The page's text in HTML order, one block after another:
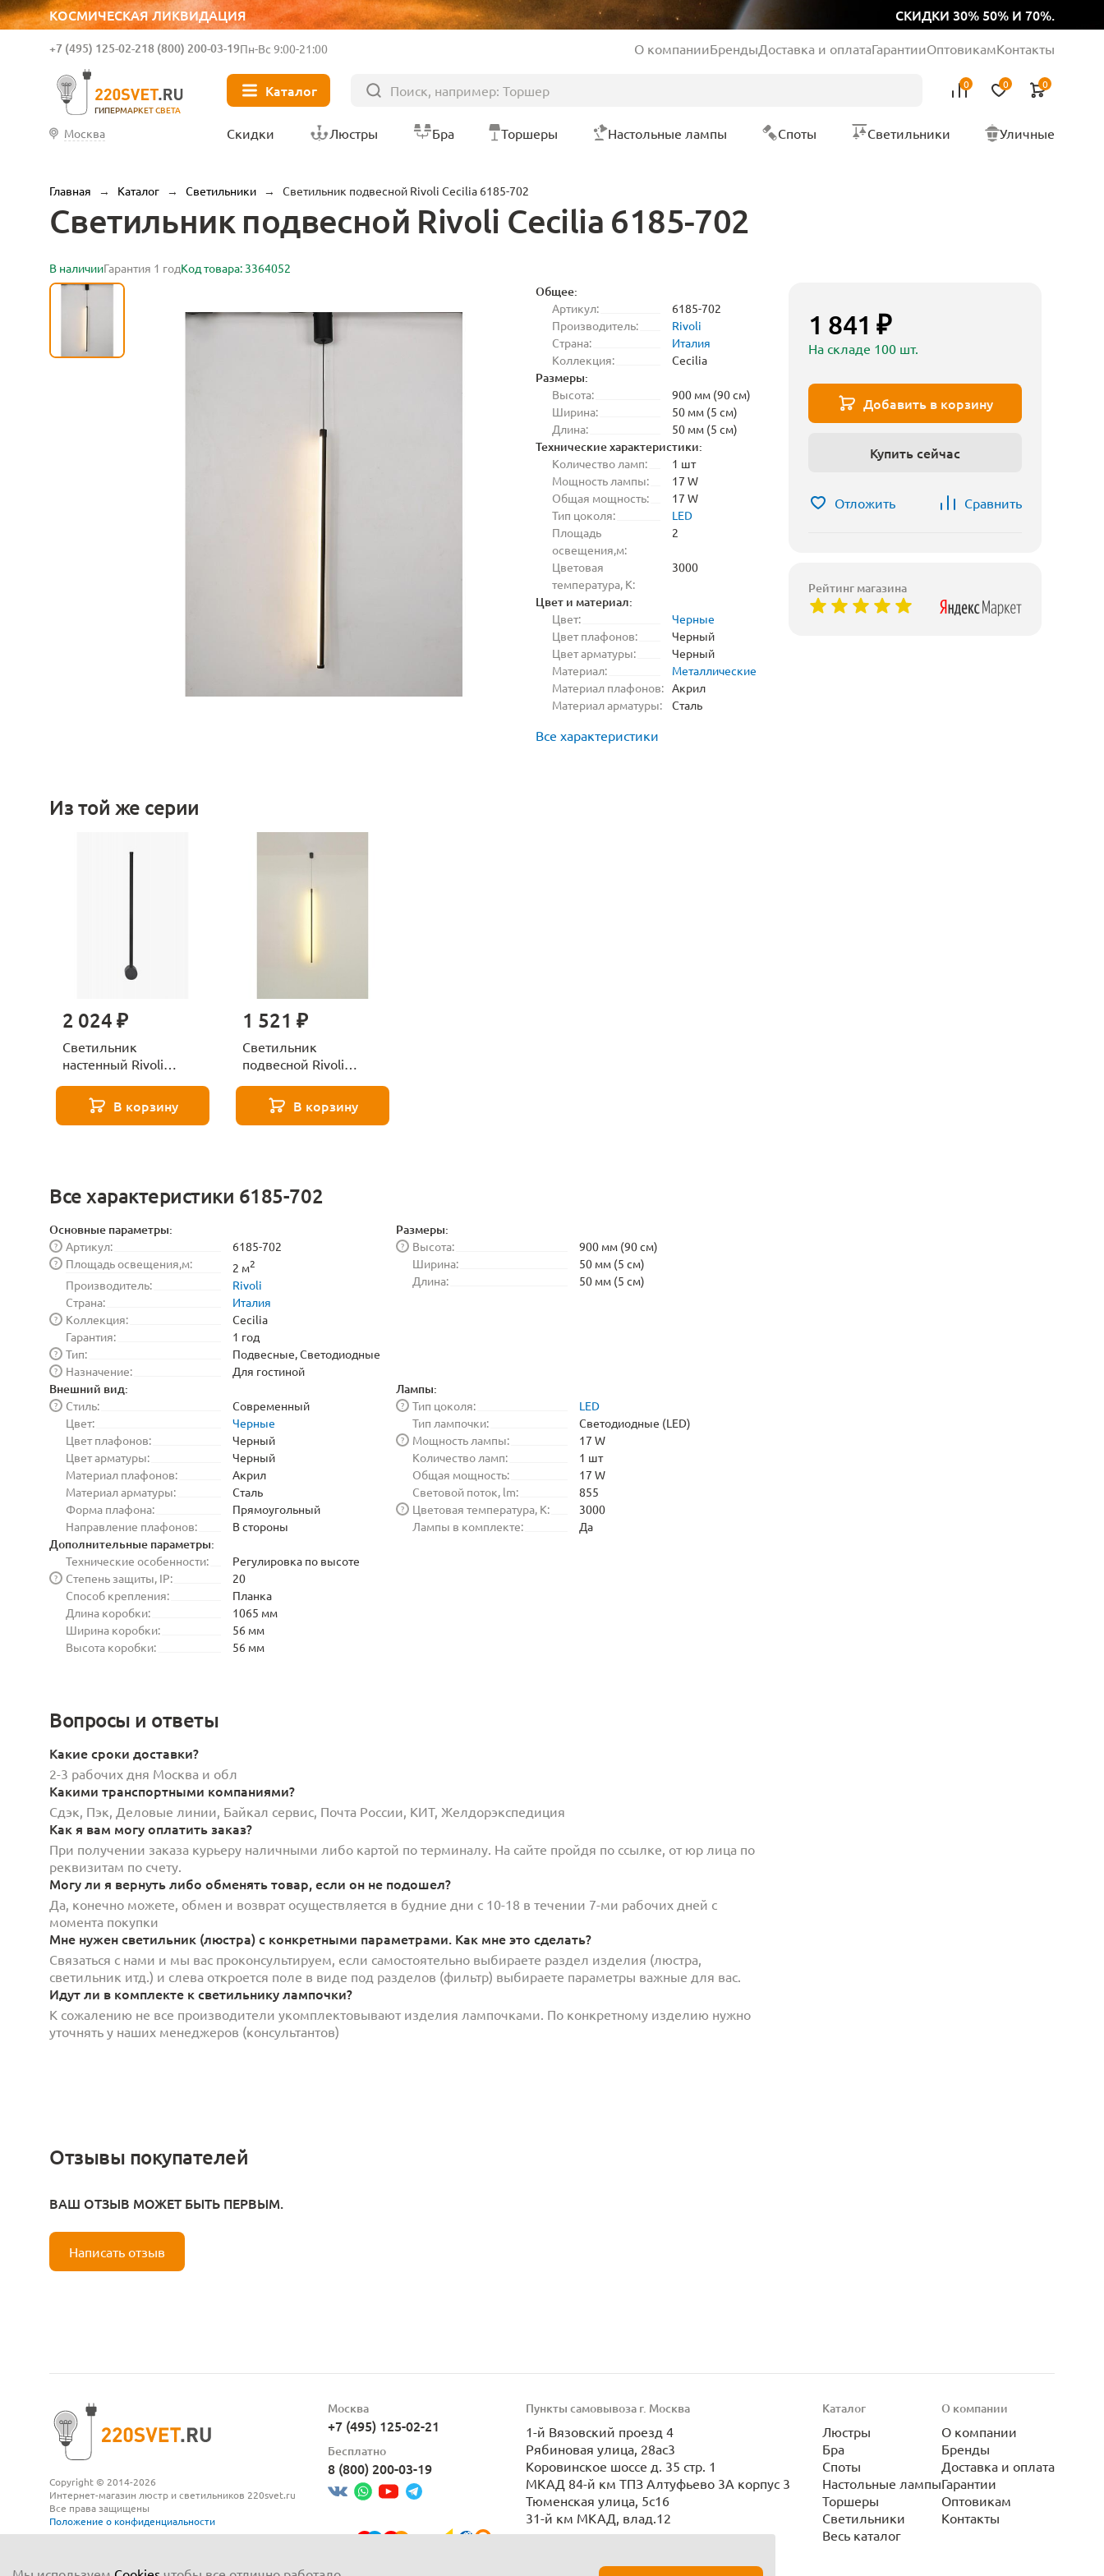
КОСМИЧЕСКАЯ ЛИКВИДАЦИЯ СКИДКИ 30% 50% И 70%.
ГИПЕРМАРКЕТ СВЕТА
+7 (495) 125-02-218 (800) 200-03-19Пн-Вс 9:00-21:00 О компанииБрендыДоставка и оплатаГарантииОптовикамКонтакты
Каталог 0 0 0
Москва Скидки Люстры Бра Торшеры Настольные лампы Споты Светильники Уличные
Главная → Каталог → Светильники → Светильник подвесной Rivoli Cecilia 6185-702
Светильник подвесной Rivoli Cecilia 6185-702
В наличииГарантия 1 годКод товара: 3364052
Общее:
Артикул:
6185-702
Производитель:
Rivoli
Страна:
Италия
Коллекция:
Cecilia
Размеры:
Высота:
900 мм (90 см)
Ширина:
50 мм (5 см)
Длина:
50 мм (5 см)
Технические характеристики:
Количество ламп:
1 шт
Мощность лампы:
17 W
Общая мощность:
17 W
Тип цоколя:
LED
Площадь
освещения,м:
2
Цветовая
температура, K:
3000
Цвет и материал:
Цвет:
Черные
Цвет плафонов:
Черный
Цвет арматуры:
Черный
Материал:
Металлические
Материал плафонов: Акрил
Материал арматуры:
Сталь
Все характеристики
Из той же серии
2 024 ₽
Светильник
настенный Rivoli
В корзину
1 521 ₽
Светильник
подвесной Rivoli
В корзину
Все характеристики 6185-702
Основные параметры:
Артикул:
?
6185-702
Площадь освещения,м:
? 2 м2
Производитель:
Rivoli
Страна:
Италия
Коллекция:
?
Cecilia
Гарантия:
1 год
Тип:
?
Подвесные, Светодиодные
Назначение:
? Для гостиной
Размеры:
Высота:
?
900 мм (90 см)
Ширина:
50 мм (5 см)
Длина:
50 мм (5 см)
Внешний вид:
Стиль:
?
Современный
Цвет:
Черные
Цвет плафонов:
Черный
Цвет арматуры:
Черный
Материал плафонов:
Акрил
Материал арматуры:
Сталь
Форма плафона:
Прямоугольный
Направление плафонов:
В стороны
Лампы:
Тип цоколя:
?
LED
Тип лампочки:
Светодиодные (LED)
Мощность лампы:
?
17 W
Количество ламп:
1 шт
Общая мощность:
17 W
Световой поток, lm:
855
Цветовая температура, K:
?
3000
Лампы в комплекте:
Да
Дополнительные параметры:
Технические особенности:
Регулировка по высоте
Степень защиты, IP:
?
20
Способ крепления:
Планка
Длина коробки:
1065 мм
Ширина коробки:
56 мм
Высота коробки:
56 мм
Вопросы и ответы
Какие сроки доставки?
2-3 рабочих дня Москва и обл
Какими транспортными компаниями?
Сдэк, Пэк, Деловые линии, Байкал сервис, Почта России, КИТ, Желдорэкспедиция
Как я вам могу оплатить заказ?
При получении заказа курьеру наличными либо картой по терминалу. На сайте пройдя по ссылке, от юр лица по
реквизитам по счету.
Могу ли я вернуть либо обменять товар, если он не подошел?
Да, конечно можете, обмен и возврат осуществляется в будние дни с 10-18 в течении 7-ми рабочих дней с
момента покупки
Мне нужен светильник (люстра) с конкретными параметрами. Как мне это сделать?
Связаться с нами и мы вас проконсультируем, если самостоятельно выбираете раздел изделия (люстра,
светильник итд.) и слева откроется поле в виде под разделов (фильтр) выбираете параметры важные для вас.
Идут ли в комплекте к светильнику лампочки?
К сожалению не все производители укомплектовывают изделия лампочками. По конкретному изделию нужно
уточнять у наших менеджеров (консультантов)
1 841 ₽
На складе 100 шт.
Добавить в корзину
Купить сейчас
Отложить Сравнить
Рейтинг магазина
Отзывы покупателей
ВАШ ОТЗЫВ МОЖЕТ БЫТЬ ПЕРВЫМ.
Написать отзыв
Copyright © 2014-2026
Интернет-магазин люстр и светильников 220svet.ru
Все права защищены
Положение о конфиденциальности
Москва
+7 (495) 125-02-21
Бесплатно
8 (800) 200-03-19
Пункты самовывоза г. Москва
1-й Вязовский проезд 4
Рябиновая улица, 28ас3
Коровинское шоссе д. 35 стр. 1
МКАД 84-й км ТПЗ Алтуфьево 3А корпус 3
Тюменская улица, 5с16
31-й км МКАД, влад.12
Каталог
Люстры
Бра
Споты
Настольные лампы
Торшеры
Светильники
Весь каталог
О компании
О компании
Бренды
Доставка и оплата
Гарантии
Оптовикам
Контакты